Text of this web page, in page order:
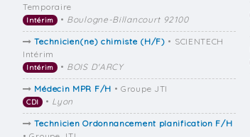
Temporaire
Intérim • Boulogne-Billancourt 92100
Technicien(ne) chimiste (H/F) • SCIENTECH
Intérim
Intérim • BOIS D'ARCY
Médecin MPR F/H • Groupe JTI
CDI • Lyon
Technicien Ordonnancement planification F/H